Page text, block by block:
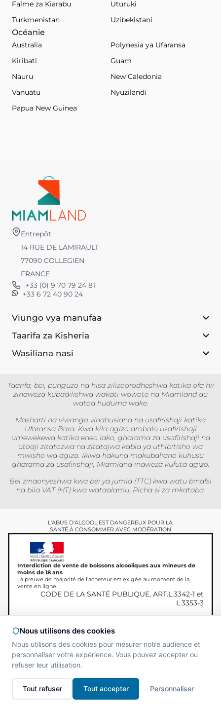
Falme za Kiarabu
Uturuki
Turkmenistan
Uzibekistani
Océanie
Australia
Polynesia ya Ufaransa
Kiribati
Guam
Nauru
New Caledonia
Vanuatu
Nyuzilandi
Papua New Guinea
Entrepôt :
14 RUE DE LAMIRAULT
77090 COLLEGIEN
FRANCE
+33 (0) 9 70 79 24 81
+33 6 72 40 90 24
Viungo vya manufaa
Taarifa za Kisheria
Wasiliana nasi
Taarifa, bei, punguzo na hisa zilizoorodheshwa katika ofa hii
zinaweza kubadilishwa wakati wowote na Miamland au
watoa huduma wake.
Masharti na viwango vinahusiana na usafirishaji katika
Ufaransa Bara. Kwa kila agizo ambalo usafirishaji
umewekewa katika eneo lako, gharama za usafirishaji na
utoaji zitatozwa na zitatajwa kabla ya uthibitisho wa
mwisho wa agizo. Ikiwa hakuna makubaliano kuhusu
gharama za usafirishaji, Miamland inaweza kufuta agizo.
Bei zinaonyeshwa kwa bei ya jumla (TTC) kwa watu binafsi
na bila VAT (HT) kwa wataalamu. Picha si za mkataba.
L'ABUS D'ALCOOL EST DANGEREUX POUR LA
SANTÉ À CONSOMMER AVEC MODÉRATION
Interdiction de vente de boissons alcooliques aux mineurs de
moins de 18 ans
La preuve de majorité de l'acheteur est exigée au moment de la
vente en ligne.
CODE DE LA SANTÉ PUBLIQUE, ART.L.3342-1 et
L.3353-3
Hakimiliki © 2026
Miamland, haki zote
zimehifadhiwa.
Site réalisé parMAADAM
SOLUTIONS
Nous utilisons des cookies
Nous utilisons des cookies pour mesurer notre audience et
personnaliser votre expérience. Vous pouvez accepter ou
refuser leur utilisation.
Tout refuser Tout accepter Personnaliser